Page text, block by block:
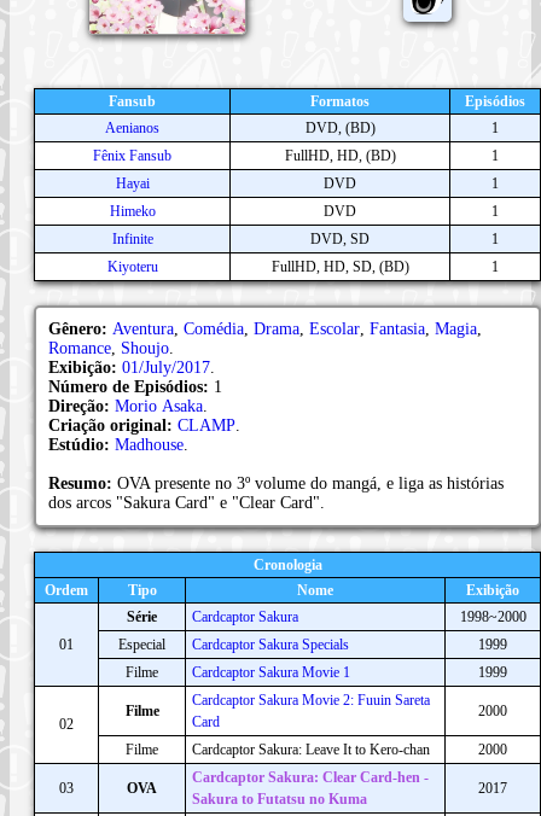
Fansub Formatos
Episódios
Aenianos
DVD, (BD)
1
Fênix Fansub
FullHD, HD, (BD)
1
Hayai
DVD
1
Himeko
DVD
1
Infinite
DVD, SD
1
Kiyoteru
FullHD, HD, SD, (BD) 1
Gênero: Aventura Comédia Drama Escolar Fantasia Magia
Romance Shoujo
Exibição: 01/July/2017
Número de Episódios: 1
Direção: Morio Asaka
Criação original: CLAMP
Estúdio: Madhouse
Resumo: OVA presente no 3º volume do mangá, e liga as histórias
dos arcos "Sakura Card" e "Clear Card".
Cronologia
Ordem
Tipo Nome Exibição
01
Série Cardcaptor Sakura
1998~2000
Especial
Cardcaptor Sakura Specials
1999
Filme
Cardcaptor Sakura Movie 1 1999
02
Filme
Cardcaptor Sakura Movie 2: Fuuin Sareta
Card
2000
Filme Cardcaptor Sakura: Leave It to Kero-chan 2000
03 OVA
Cardcaptor Sakura: Clear Card-hen -
Sakura to Futatsu no Kuma
2017